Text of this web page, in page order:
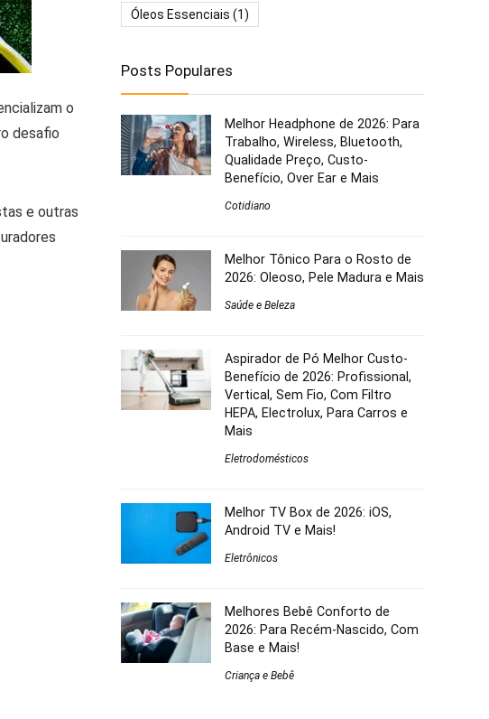
o
desafio
e outras
Óleos Essenciais (1)
Posts Populares
Melhor Headphone de 2026: Para
Trabalho, Wireless, Bluetooth,
Qualidade Preço, Custo-
Benefício, Over Ear e Mais
Cotidiano
Melhor Tônico Para o Rosto de
2026: Oleoso, Pele Madura e Mais
Saúde e Beleza
Aspirador de Pó Melhor Custo-
Benefício de 2026: Profissional,
Vertical, Sem Fio, Com Filtro
HEPA, Electrolux, Para Carros e
Mais
Eletrodomésticos
Melhor TV Box de 2026: iOS,
Android TV e Mais!
Eletrônicos
Melhores Bebê Conforto de
2026: Para Recém-Nascido, Com
Base e Mais!
Criança e Bebê